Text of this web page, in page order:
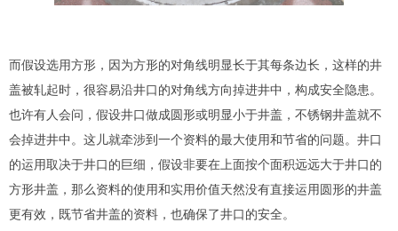
而假设选用方形，因为方形的对角线明显长于其每条边长，这样的井
盖被轧起时，很容易沿井口的对角线方向掉进井中，构成安全隐患。
也许有人会问，假设井口做成圆形或明显小于井盖，不锈钢井盖就不
会掉进井中。这儿就牵涉到一个资料的最大使用和节省的问题。井口
的运用取决于井口的巨细，假设非要在上面按个面积远远大于井口的
方形井盖，那么资料的使用和实用价值天然没有直接运用圆形的井盖
更有效，既节省井盖的资料，也确保了井口的安全。